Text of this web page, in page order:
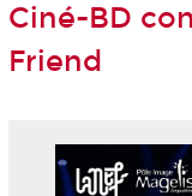
Ciné-BD
Friend